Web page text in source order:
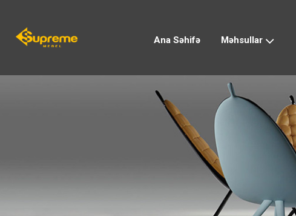
Ana Səhifə Məhsullar